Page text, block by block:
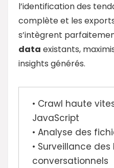
l’identification des
complète et les
s’intègrent
data existants,
insights générés.
• Crawl haute
JavaScript
• Analyse des
• Surveillance
conversationnels